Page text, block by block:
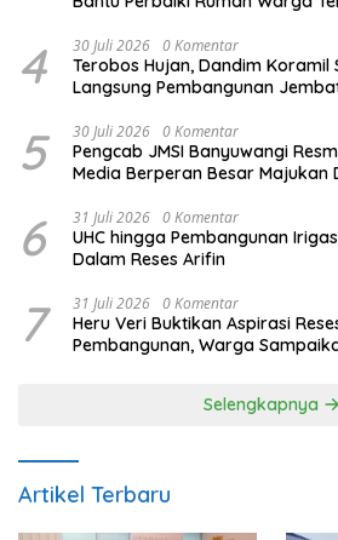
4 30 Juli 2026 0 Komentar
Terobos Hujan, Dandim Koramil
Langsung Pembangunan
5 30 Juli 2026 0 Komentar
Pengcab JMSI Banyuwangi
Media Berperan Besar Majukan
6 31 Juli 2026 0 Komentar
UHC hingga Pembangunan
Dalam Reses Arifin
7 31 Juli 2026 0 Komentar
Heru Veri Buktikan Aspirasi
Pembangunan, Warga
Selengkapnya
Artikel Terbaru